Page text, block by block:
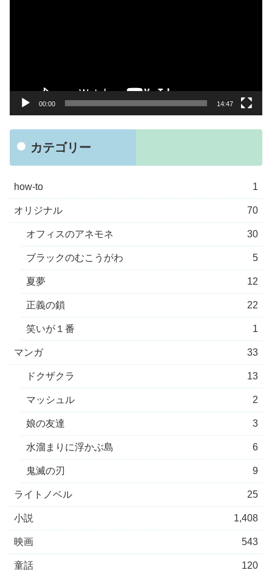
00:00 14:47
カテゴリー
how-to 1
オリジナル 70
オフィスのアネモネ 30
ブラックのむこうがわ 5
夏夢 12
正義の鎖 22
笑いが１番 1
マンガ 33
ドクザクラ 13
マッシュル 2
娘の友達 3
水溜まりに浮かぶ島 6
鬼滅の刃 9
ライトノベル 25
小説 1,408
映画 543
童話 120